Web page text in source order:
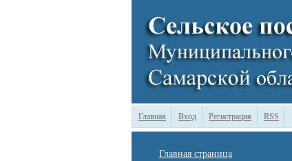
Главная Вход Регистрация RSS
Главная страница